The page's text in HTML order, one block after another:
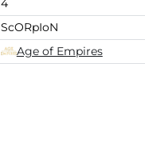
4
ScORpIoN
Age of Empires